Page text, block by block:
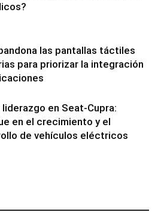
las pantallas táctiles
para priorizar la integración
liderazgo en Seat-Cupra:
en el crecimiento y el
de vehículos eléctricos